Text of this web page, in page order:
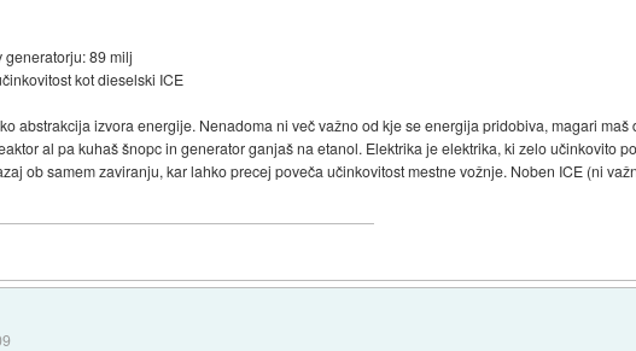
89 milj
kot dieselski ICE
abstrakcija izvora energije. Nenadoma ni več važno od kje se energija pridobiva, magari
al pa kuhaš šnopc in generator ganjaš na etanol. Elektrika je elektrika, ki zelo učinkovito
ob samem zaviranju, kar lahko precej poveča učinkovitost mestne vožnje. Noben ICE (ni